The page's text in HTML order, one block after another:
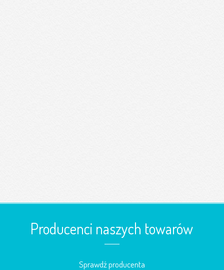
Producenci naszych towarów
Sprawdź producenta